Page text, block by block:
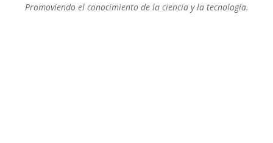
Promoviendo el conocimiento de la ciencia y la tecnología.